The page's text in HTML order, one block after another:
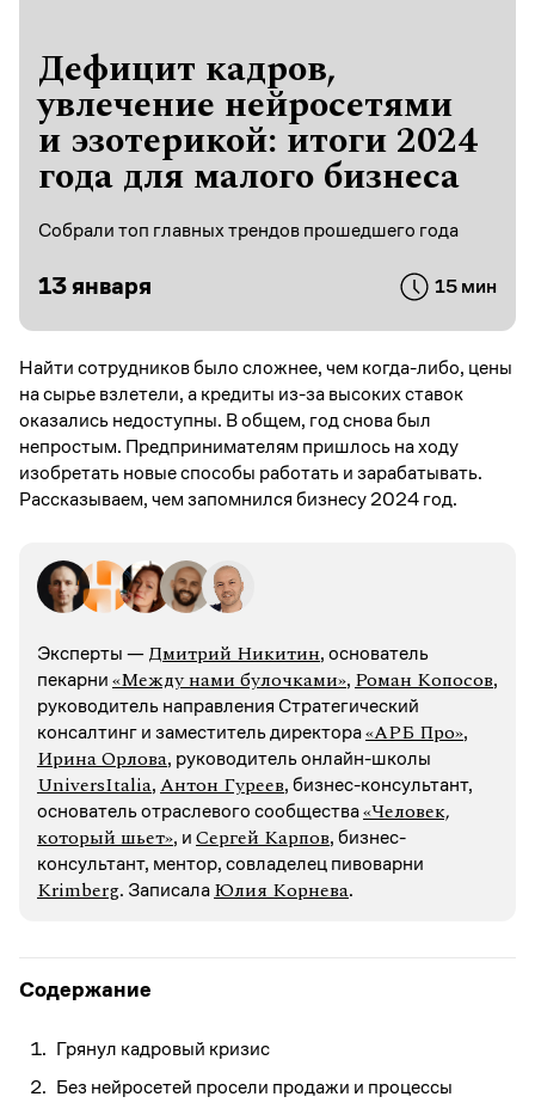
Дефицит кадров,
увлечение нейросетями
и эзотерикой: итоги 2024
года для малого бизнеса
Собрали топ главных трендов прошедшего года
13 января 15 мин
Найти сотрудников было сложнее, чем когда-либо, цены
на сырье взлетели, а кредиты из-за высоких ставок
оказались недоступны. В общем, год снова был
непростым. Предпринимателям пришлось на ходу
изобретать новые способы работать и зарабатывать.
Рассказываем, чем запомнился бизнесу 2024 год.
Эксперты —Дмитрий Никитин, основатель
пекарни«Между нами булочками»,Роман Копосов,
руководитель направления Стратегический
консалтинг и заместитель директора«АРБ Про»,
Ирина Орлова, руководитель онлайн-школы
UniversItalia,Антон Гуреев, бизнес-консультант,
основатель отраслевого сообщества«Человек,
который шьет», иСергей Карпов, бизнес-
консультант, ментор, совладелец пивоварни
Krimberg. ЗаписалaЮлия Корнева.
Содержание
Грянул кадровый кризис
Без нейросетей просели продажи и процессы